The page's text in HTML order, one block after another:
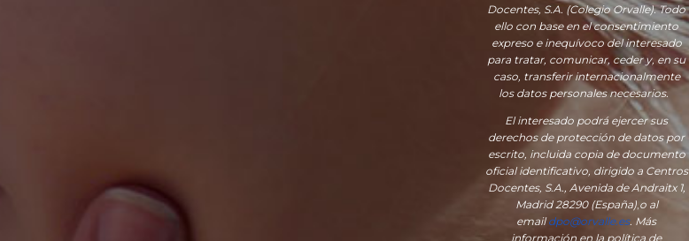
Docentes, S.A. (Colegio Orvalle). Todo
ello con base en el consentimiento
expreso e inequívoco del interesado
para tratar, comunicar, ceder y, en su
caso, transferir internacionalmente
los datos personales necesarios.
El interesado podrá ejercer sus
derechos de protección de datos por
escrito, incluida copia de documento
oficial identificativo, dirigido a Centros
Docentes, S.A., Avenida de Andraitx 1,
Madrid 28290 (España),o al
emaildpo@orvalle.es. Más
información en la política de